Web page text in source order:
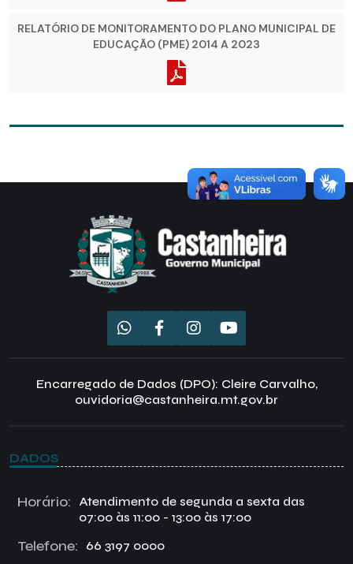
RELATÓRIO DE MONITORAMENTO DO PLANO MUNICIPAL DE
EDUCAÇÃO (PME) 2014 A 2023
Encarregado de Dados (DPO): Cleire Carvalho,
ouvidoria@castanheira.mt.gov.br
DADOS
Horário:
Atendimento de segunda a sexta das
07:00 às 11:00 - 13:00 às 17:00
Telefone: 66 3197 0000